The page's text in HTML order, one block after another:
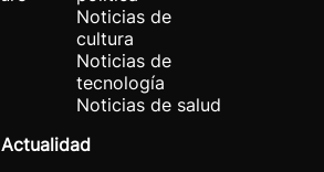
Noticias de
cultura
Noticias de
tecnología
Noticias de salud
Actualidad